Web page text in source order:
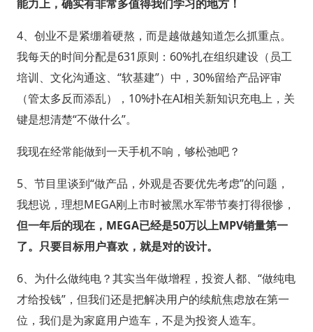
能力上，确实有非常多值得我们学习的地方！
4、创业不是紧绷着硬熬，而是越做越知道怎么抓重点。
我每天的时间分配是631原则：60%扎在组织建设（员工
培训、文化沟通这、“软基建”）中，30%留给产品评审
（管太多反而添乱），10%扑在AI相关新知识充电上，关
键是想清楚“不做什么”。
我现在经常能做到一天手机不响，够松弛吧？
5、节目里谈到“做产品，外观是否要优先考虑”的问题，
我想说，理想MEGA刚上市时被黑水军带节奏打得很惨，
但一年后的现在，MEGA已经是50万以上MPV销量第一
了。只要目标用户喜欢，就是对的设计。
6、为什么做纯电？其实当年做增程，投资人都、“做纯电
才给投钱”，但我们还是把解决用户的续航焦虑放在第一
位，我们是为家庭用户造车，不是为投资人造车。